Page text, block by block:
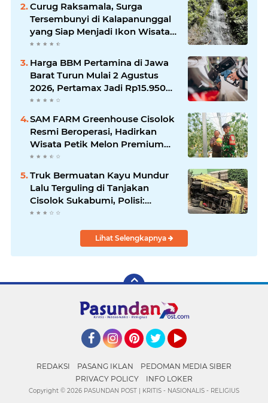
Curug Raksamala, Surga
Tersembunyi di Kalapanunggal
yang Siap Menjadi Ikon Wisata
Alam Baru Kabupaten
Harga BBM Pertamina di Jawa
Barat Turun Mulai 2 Agustus
2026, Pertamax Jadi Rp15.950
per Liter, Cek Daftar Harga
SAM FARM Greenhouse Cisolok
Resmi Beroperasi, Hadirkan
Wisata Petik Melon Premium
dan Edukasi Pertanian Modern
di Sukabumi
Truk Bermuatan Kayu Mundur
Lalu Terguling di Tanjakan
Cisolok Sukabumi, Polisi:
Diduga Tak Kuat Menanjak
Lihat Selengkapnya
REDAKSI PASANG IKLAN
PEDOMAN MEDIA SIBER
PRIVACY POLICY
INFO LOKER
Copyright © 2026 PASUNDAN POST | KRITIS - NASIONALIS - RELIGIUS